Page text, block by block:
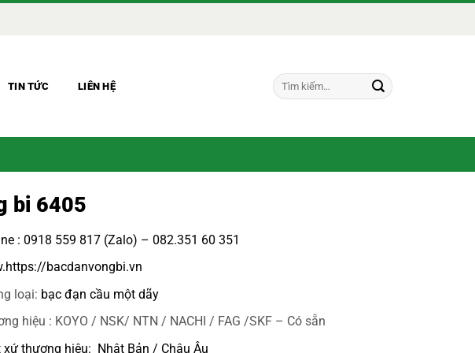
TIN TỨC LIÊN HỆ
Tìm
kiếm:
bi 6405
: 0918 559 817 (Zalo) – 082.351 60 351
bacdanvongbi.vn
loại: bạc đạn cầu một dãy
hiệu : KOYO / NSK/ NTN / NACHI / FAG /SKF – Có sẵn
xứ thương hiệu: Nhật Bản / Châu Âu